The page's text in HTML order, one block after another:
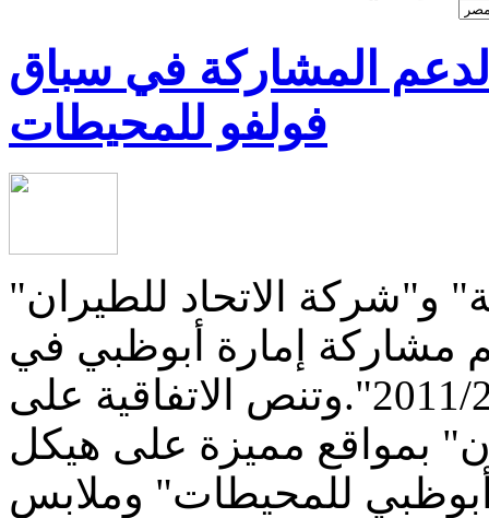
لدعم المشاركة في سباق
فولفو للمحيطات
و"شركة الاتحاد للطيران"
مشاركة إمارة أبوظبي في
"سباق فولفو للمحيطات 2011/2012".وتنص الاتفاقية على
بمواقع مميزة على هيكل
للمحيطات" وملابس